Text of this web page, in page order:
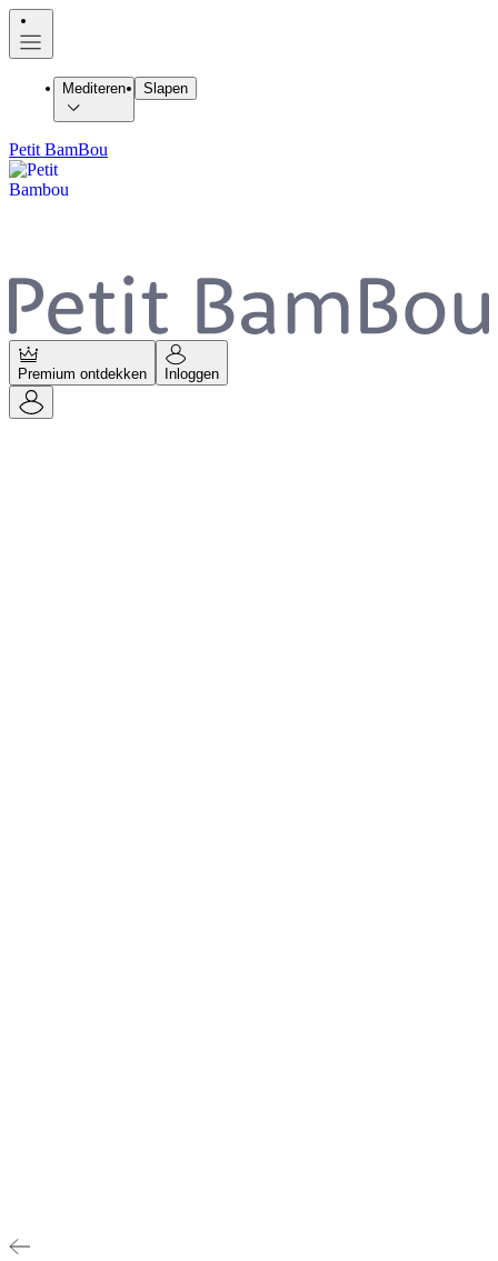
Mediteren Slapen
Petit BamBou
Premium ontdekken Inloggen